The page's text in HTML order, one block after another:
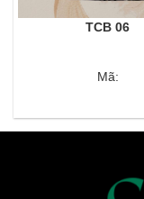
TCB 06
Mã: